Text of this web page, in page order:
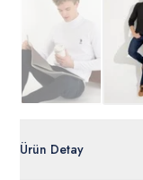
Ürün Detay